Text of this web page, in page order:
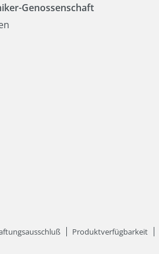
Genossenschaft
Produktverfügbarkeit